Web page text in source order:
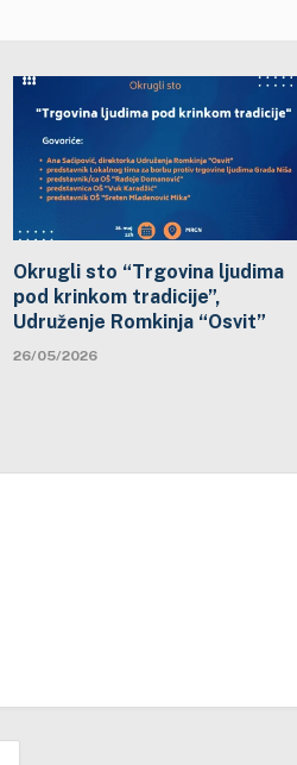
Okrugli sto “Trgovina ljudima
pod krinkom tradicije”,
Udruženje Romkinja “Osvit”
26/05/2026